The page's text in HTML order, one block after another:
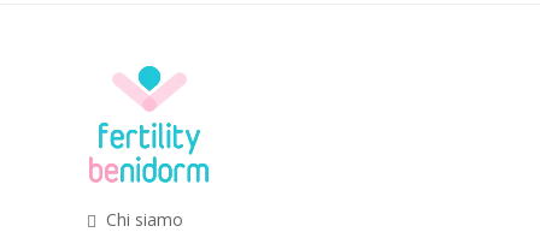
Chi siamo